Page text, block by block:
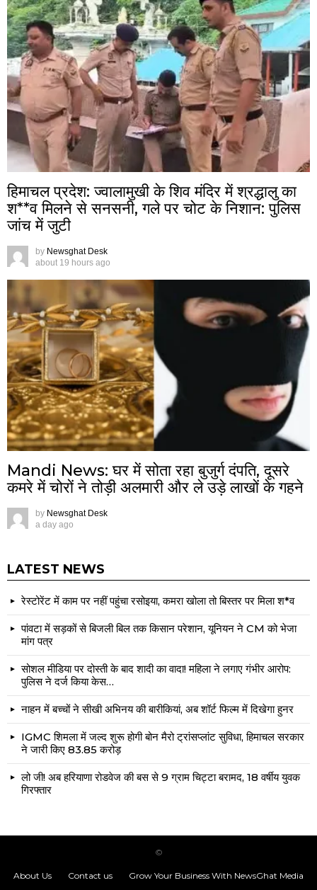
हिमाचल प्रदेश: ज्वालामुखी के शिव मंदिर में श्रद्धालु का
श**व मिलने से सनसनी, गले पर चोट के निशान: पुलिस
जांच में जुटी
by Newsghat Desk
about 19 hours ago
Mandi News: घर में सोता रहा बुजुर्ग दंपति, दूसरे
कमरे में चोरों ने तोड़ी अलमारी और ले उड़े लाखों के गहने
by Newsghat Desk
a day ago
LATEST NEWS
रेस्टोरेंट में काम पर नहीं पहुंचा रसोइया, कमरा खोला तो बिस्तर पर मिला श*व
पांवटा में सड़कों से बिजली बिल तक किसान परेशान, यूनियन ने CM को भेजा
मांग पत्र
सोशल मीडिया पर दोस्ती के बाद शादी का वादा! महिला ने लगाए गंभीर आरोप:
पुलिस ने दर्ज किया केस…
नाहन में बच्चों ने सीखी अभिनय की बारीकियां, अब शॉर्ट फिल्म में दिखेगा हुनर
IGMC शिमला में जल्द शुरू होगी बोन मैरो ट्रांसप्लांट सुविधा, हिमाचल सरकार
ने जारी किए ₹83.85 करोड़
लो जी! अब हरियाणा रोडवेज की बस से 9 ग्राम चिट्टा बरामद, 18 वर्षीय युवक
गिरफ्तार
©
About Us Contact us Grow Your Business With NewsGhat Media